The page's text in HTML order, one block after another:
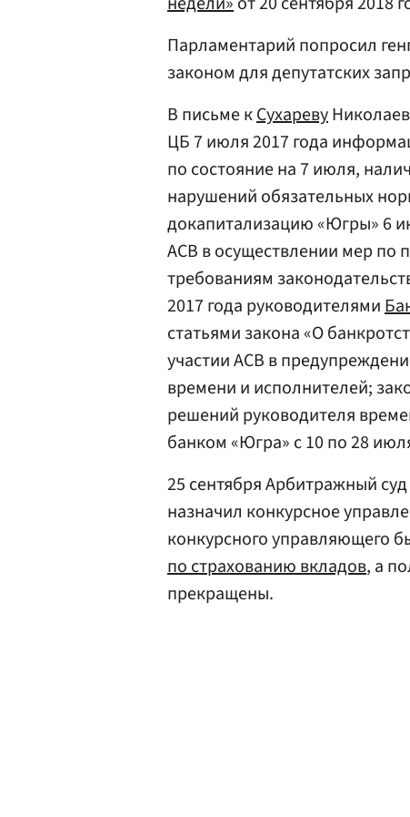
Парламентарий попросил
законом для депутатских
В письме кСухареву
ЦБ 7 июля 2017 года
по состояние на 7 июля,
нарушений обязательных
докапитализацию «Югры» 6
АСВ в осуществлении мер по
требованиям
2017 года руководителями
статьями закона «О
участии АСВ в
времени и исполнителей;
решений руководителя
банком «Югра» с 10 по 28
25 сентября Арбитражный
назначил конкурсное
конкурсного управляющего
по страхованию вкладов, а
прекращены.